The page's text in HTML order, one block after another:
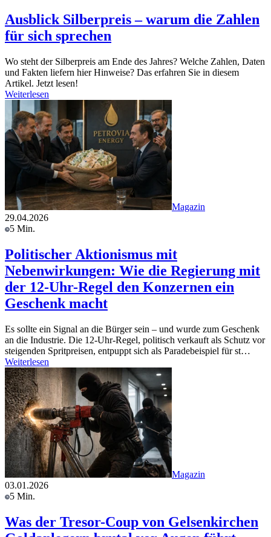
Ausblick Silberpreis – warum die Zahlen
für sich sprechen
Wo steht der Silberpreis am Ende des Jahres? Welche Zahlen, Daten
und Fakten liefern hier Hinweise? Das erfahren Sie in diesem
Artikel. Jetzt lesen!
Weiterlesen
Magazin
29.04.2026
5 Min.
Politischer Aktionismus mit
Nebenwirkungen: Wie die Regierung mit
der 12-Uhr-Regel den Konzernen ein
Geschenk macht
Es sollte ein Signal an die Bürger sein – und wurde zum Geschenk
an die Industrie. Die 12-Uhr-Regel, politisch verkauft als Schutz vor
steigenden Spritpreisen, entpuppt sich als Paradebeispiel für st…
Weiterlesen
Magazin
03.01.2026
5 Min.
Was der Tresor-Coup von Gelsenkirchen